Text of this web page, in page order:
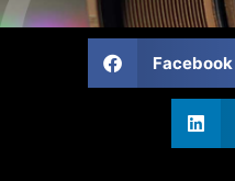
Facebook